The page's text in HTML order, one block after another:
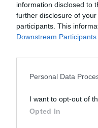
information disclosed to
further disclosure of
participants. This
Downstream Participants
Personal Data
I want to opt-out of
Opted In
foi transportado
de Emergência e
ocorreu na zona
ainda o
envolvidos 27